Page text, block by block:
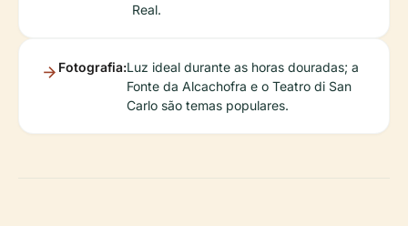
Real.
Fotografia:Luz ideal durante as horas douradas; a
Fonte da Alcachofra e o Teatro di San
Carlo são temas populares.